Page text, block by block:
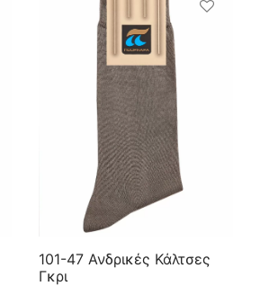
101-47 Ανδρικές Κάλτσες
Γκρι